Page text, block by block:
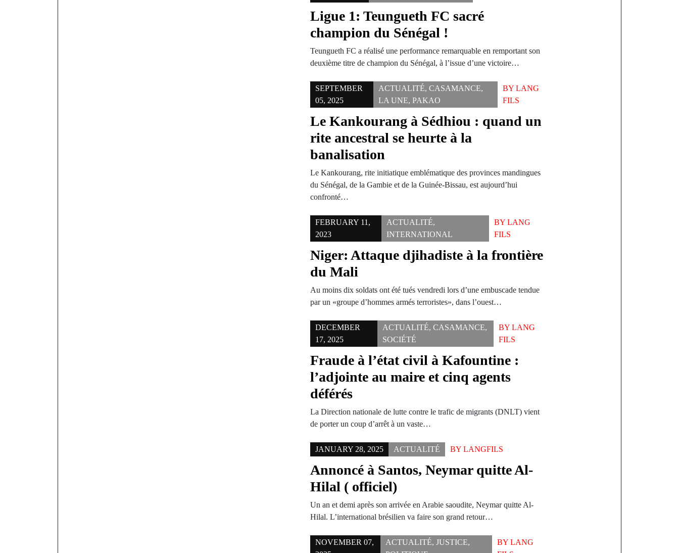
Ligue 1: Teungueth FC sacré
champion du Sénégal !
Teungueth FC a réalisé une performance remarquable en remportant son
deuxième titre de champion du Sénégal, à l’issue d’une victoire…
SEPTEMBER
05, 2025
ACTUALITÉ, CASAMANCE,
LA UNE, PAKAO
BYLANG
FILS
Le Kankourang à Sédhiou : quand un
rite ancestral se heurte à la
banalisation
Le Kankourang, rite initiatique emblématique des provinces mandingues
du Sénégal, de la Gambie et de la Guinée-Bissau, est aujourd’hui
confronté…
FEBRUARY 11,
2023
ACTUALITÉ,
INTERNATIONAL
BY LANG
FILS
Niger: Attaque djihadiste à la frontière
du Mali
Au moins dix soldats ont été tués vendredi lors d’une embuscade tendue
par un «groupe d’hommes armés terroristes», dans l’ouest…
DECEMBER
17, 2025
ACTUALITÉ, CASAMANCE,
SOCIÉTÉ
BY LANG
FILS
Fraude à l’état civil à Kafountine :
l’adjointe au maire et cinq agents
déférés
La Direction nationale de lutte contre le trafic de migrants (DNLT) vient
de porter un coup d’arrêt à un vaste…
JANUARY 28, 2025 ACTUALITÉ BYLANGFILS
Annoncé à Santos, Neymar quitte Al-
Hilal ( officiel)
Un an et demi après son arrivée en Arabie saoudite, Neymar quitte Al-
Hilal. L’international brésilien va faire son grand retour…
NOVEMBER 07,
ACTUALITÉ,JUSTICE,
BY LANG